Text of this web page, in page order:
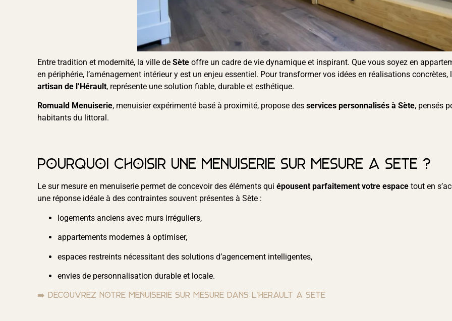
Entre tradition et modernité, la ville de Sète offre un cadre de vie dynamique et inspirant. Que vous soyez en
en périphérie, l’aménagement intérieur y est un enjeu essentiel. Pour transformer vos idées en réalisations concrètes,
artisan de l’Hérault, représente une solution fiable, durable et esthétique.
Romuald Menuiserie, menuisier expérimenté basé à proximité, propose des services personnalisés à Sète, pensés
habitants du littoral.
Pourquoi choisir une menuiserie sur mesure à Sète ?
Le sur mesure en menuiserie permet de concevoir des éléments qui épousent parfaitement votre espace tout en
une réponse idéale à des contraintes souvent présentes à Sète :
logements anciens avec murs irréguliers,
appartements modernes à optimiser,
espaces restreints nécessitant des solutions d’agencement intelligentes,
envies de personnalisation durable et locale.
➡️ Découvrez notre menuiserie sur mesure dans l’Hérault à Sète